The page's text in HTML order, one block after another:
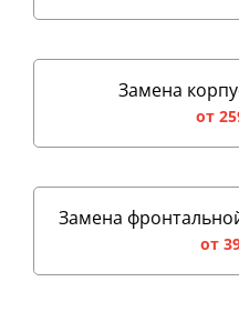
Замена
от
Замена
от